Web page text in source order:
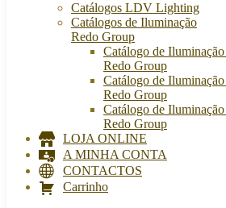
Catálogos LDV Lighting
Catálogos de Iluminação
Redo Group
Catálogo de
Redo Group
Catálogo de
Redo Group
Catálogo de
Redo Group
LOJA ONLINE
A MINHA CONTA
CONTACTOS
Carrinho